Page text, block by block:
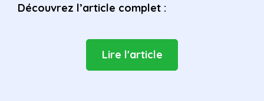
Découvrez l’article complet :
Lire l'article